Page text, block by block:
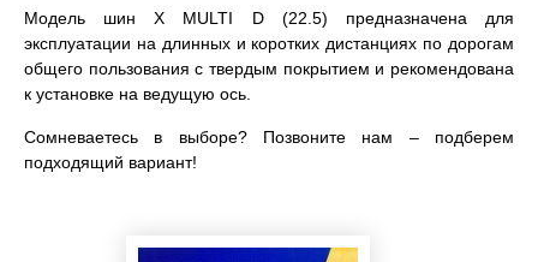
Модель шин X MULTI D (22.5) предназначена для
эксплуатации на длинных и коротких дистанциях по дорогам
общего пользования с твердым покрытием и рекомендована
к установке на ведущую ось.
Сомневаетесь в выборе? Позвоните нам – подберем
подходящий вариант!